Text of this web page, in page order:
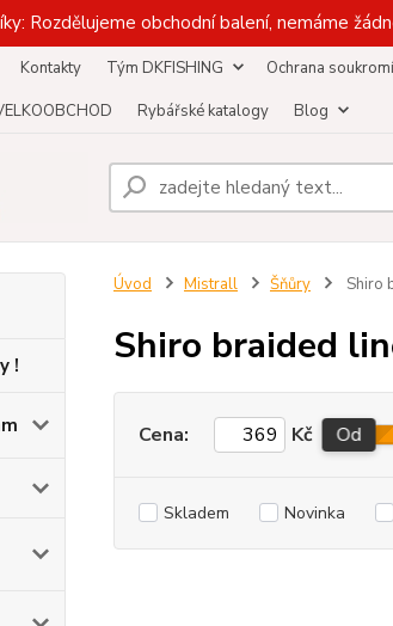
Rozdělujeme obchodní balení, nemáme
Kontakty Tým DKFISHING Ochrana
Rybářské katalogy Blog
!
Úvod Mistrall Šňůry Shiro
Shiro braided
Cena: Kč Od
Skladem Novinka